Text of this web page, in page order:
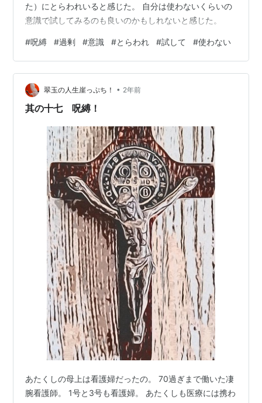
た）にとらわれいると感じた。 自分は使わないくらいの
意識で試してみるのも良いのかもしれないと感じた。
#呪縛 #過剰 #意識 #とらわれ #試して #使わない
翠玉の人生崖っぷち！ • 2年前
其の十七 呪縛！
あたくしの母上は看護婦だったの。 70過ぎまで働いた凄
腕看護師。 1号と3号も看護婦。 あたくしも医療には携わ